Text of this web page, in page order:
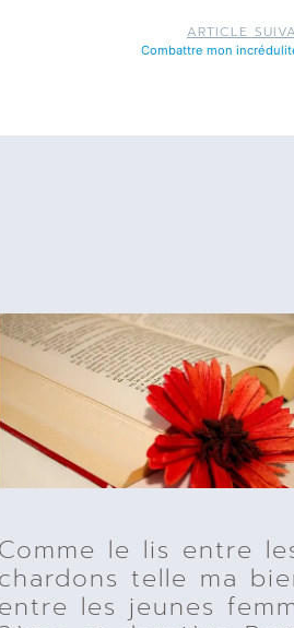
ARTICLE
Combattre mon
Comme le lis entre
chardons telle ma
entre les jeunes